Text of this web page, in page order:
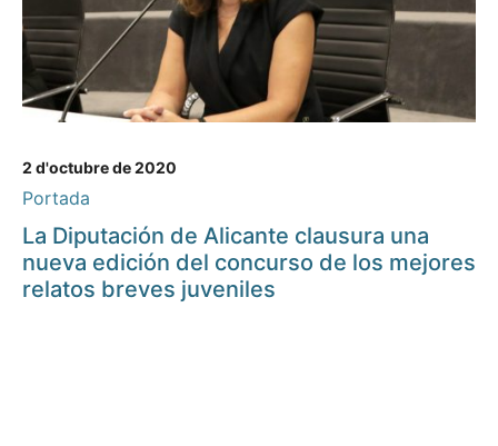
2 d'octubre de 2020
Portada
La Diputación de Alicante clausura una
nueva edición del concurso de los mejores
relatos breves juveniles